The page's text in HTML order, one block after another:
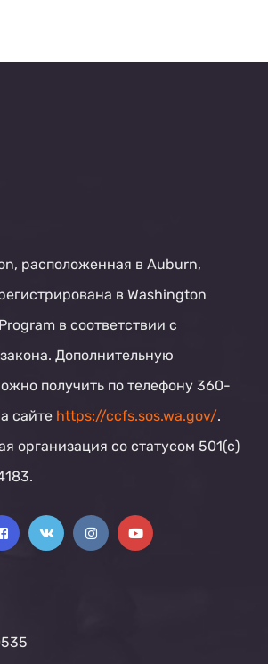
расположенная в Auburn,
в Washington
в соответствии с
Дополнительную
получить по телефону 360-
сайте https://ccfs.sos.wa.gov/.
организация со статусом 501(c)